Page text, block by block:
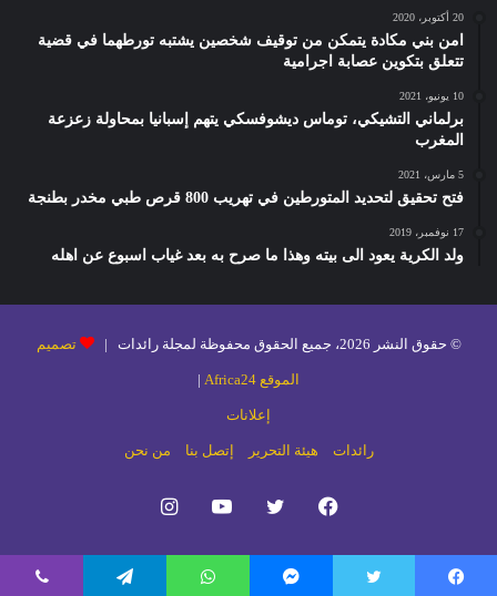
20 أكتوبر، 2020
امن بني مكادة يتمكن من توقيف شخصين يشتبه تورطهما في قضية
تتعلق بتكوين عصابة اجرامية
10 يونيو، 2021
برلماني التشيكي، توماس ديشوفسكي يتهم إسبانيا بمحاولة زعزعة
المغرب
5 مارس، 2021
فتح تحقيق لتحديد المتورطين في تهريب 800 قرص طبي مخدر بطنجة
17 نوفمبر، 2019
ولد الكرية يعود الى بيته وهذا ما صرح به بعد غياب اسبوع عن اهله
© حقوق النشر 2026، جميع الحقوق محفوظة لمجلة رائدات | تصميم
الموقع Africa24 |
إعلانات
رائدات هيئة التحرير إتصل بنا من نحن
فيسبوك تويتر يوتيوبانستقرام